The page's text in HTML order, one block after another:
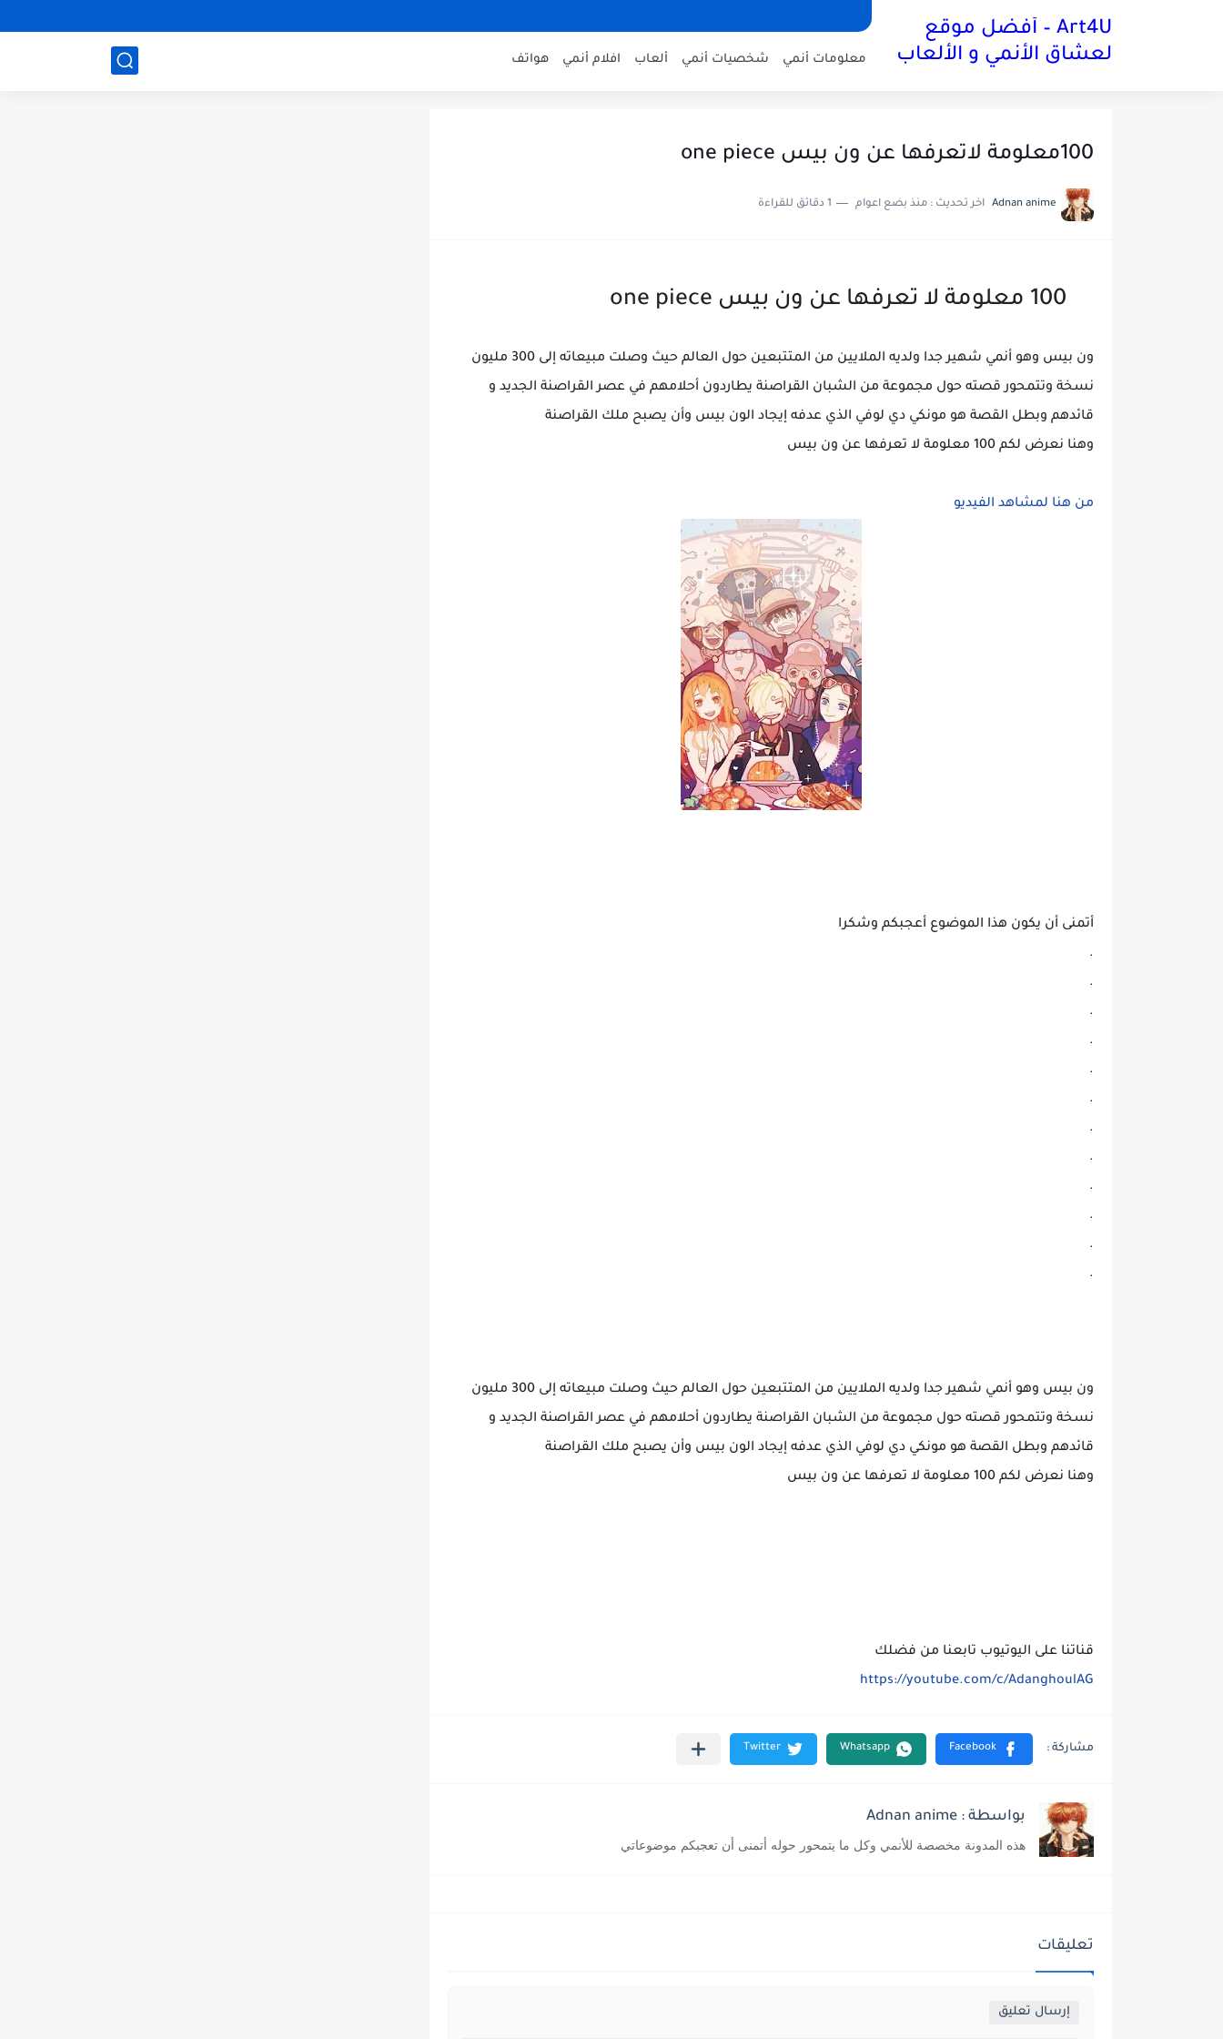
Art4U – أفضل موقع
لعشاق الأنمي و الألعاب
معلومات أنمي شخصيات أنمي ألعاب افلام أنمي هواتف
100معلومة لاتعرفها عن ون بيس one piece
Adnan anime اخر تحديث : منذ بضع اعوام 1 دقائق للقراءة
ون بيس وهو أنمي شهير جدا ولديه الملايين من المتتبعين حول العالم حيث وصلت مبيعاته إلى 300 مليون
نسخة وتتمحور قصته حول مجموعة من الشبان القراصنة يطاردون أحلامهم في عصر القراصنة الجديد و
قائدهم وبطل القصة هو مونكي دي لوفي الذي عدفه إيجاد الون بيس وأن يصبح ملك القراصنة
وهنا نعرض لكم 100 معلومة لا تعرفها عن ون بيس
من هنا لمشاهد الفيديو
أتمنى أن يكون هذا الموضوع أعجبكم وشكرا
.
.
.
.
.
.
.
.
.
.
.
.
ون بيس وهو أنمي شهير جدا ولديه الملايين من المتتبعين حول العالم حيث وصلت مبيعاته إلى 300 مليون
نسخة وتتمحور قصته حول مجموعة من الشبان القراصنة يطاردون أحلامهم في عصر القراصنة الجديد و
قائدهم وبطل القصة هو مونكي دي لوفي الذي عدفه إيجاد الون بيس وأن يصبح ملك القراصنة
وهنا نعرض لكم 100 معلومة لا تعرفها عن ون بيس
قناتنا على اليوتيوب تابعنا من فضلك
https://youtube.com/c/AdanghoulAG
بواسطة : Adnan anime
هذه المدونة مخصصة للأنمي وكل ما يتمحور حوله أتمنى أن تعجبكم موضوعاتي
تعليقات
إرسال تعليق